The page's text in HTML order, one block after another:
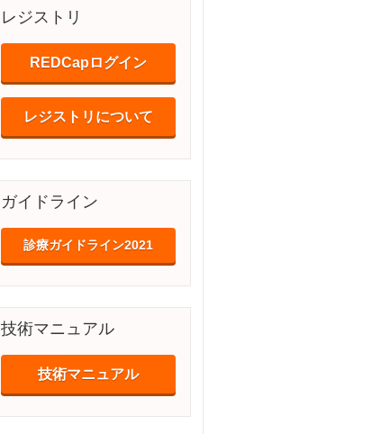
レジストリ
REDCapログイン
レジストリについて
ガイドライン
診療ガイドライン2021
技術マニュアル
技術マニュアル